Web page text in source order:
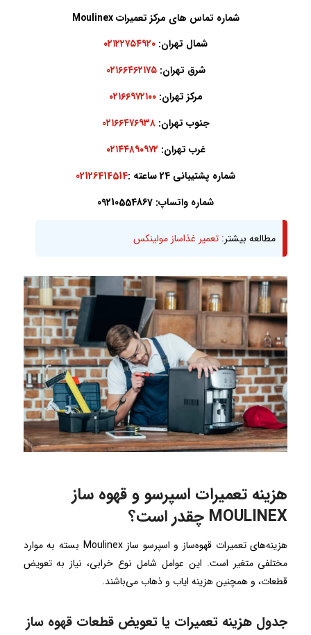
شماره تماس های مرکز تعمیرات Moulinex
شمال تهران: ۰۲۱۲۲۷۵۴۹۲۰
شرق تهران:۰۲۱۶۶۴۶۲۱۷۵
مرکز تهران:۰۲۱۶۶۹۷۲۱۰۰
جنوب تهران:۰۲۱۶۶۴۷۶۹۳۸
غرب تهران: ۰۲۱۴۴۸۹۰۹۷۲
شماره پشتیبانی 24 ساعته :
02126414514
شماره واتساپ: 09210554867
مطالعه بیشتر: تعمیر غذاساز مولینکس
هزینه تعمیرات اسپرسو و قهوه ساز
MOULINEX چقدر است؟
هزینه‌های تعمیرات قهوه‌ساز و اسپرسو ساز Moulinex بسته به موارد
مختلفی متغیر است. این عوامل شامل نوع خرابی، نیاز به تعویض
قطعات، و همچنین هزینه ایاب و ذهاب می‌باشند.
جدول هزینه تعمیرات یا تعویض قطعات قهوه ساز